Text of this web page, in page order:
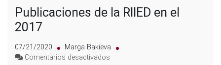
Publicaciones de la RIIED en el
2017
07/21/2020
Marga Bakieva
Comentarios desactivados